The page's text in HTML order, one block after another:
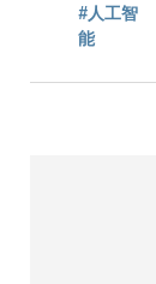
#人工智
能